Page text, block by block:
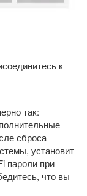
к
так:
сброса
установит
пароли при
что вы